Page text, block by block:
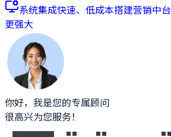
系统集成快速、低成本搭建营销中台
更强大
你好，我是您的专属顾问
很高兴为您服务！